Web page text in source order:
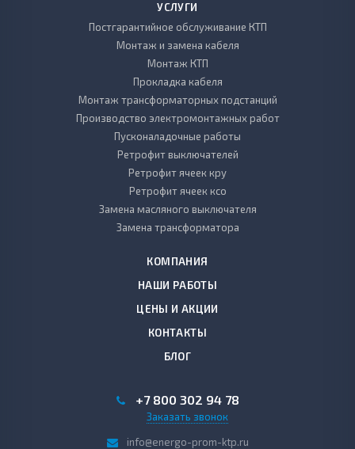
УСЛУГИ
Постгарантийное обслуживание КТП
Монтаж и замена кабеля
Монтаж КТП
Прокладка кабеля
Монтаж трансформаторных подстанций
Производство электромонтажных работ
Пусконаладочные работы
Ретрофит выключателей
Ретрофит ячеек кру
Ретрофит ячеек ксо
Замена масляного выключателя
Замена трансформатора
КОМПАНИЯ
НАШИ РАБОТЫ
ЦЕНЫ И АКЦИИ
КОНТАКТЫ
БЛОГ
+7 800 302 94 78
Заказать звонок
info@energo-prom-ktp.ru